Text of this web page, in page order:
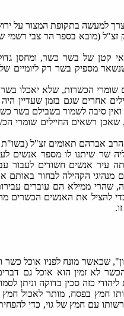
למעשה בתקופת המצור על
זצ"ל (מובא בספר הר צבי רשמי
קטן של בשר כשר, ומחסן
מספיק בשר רק ליומיים
הכשרות, שלא יאכלו בשר
אחרים שגם בזמן שעדיין
סיבה לשמור בשבילם בשר
רשאים החיילים שומרי
הרב אברהם תאומים זצ"ל
שר שיתנו לו מספר אנשים
עיר אנשים חשודים לעבור
הקהילה לבחור באותם
שהרי ממילא הם עוברים
להציל את האנשים הכשרים
שכאשר מונח לפניו אוכל כשר
לא זמין הוא אוכל גם
כזה סכין בדוקה וניתן
חמץ בפסח, מותר לאכול חמץ
עם חמץ של גוי, כדי